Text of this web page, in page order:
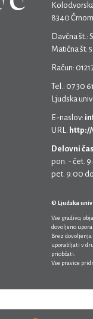
8340
Davčna št.:
Matična št:
Račun:
Tel.: 07 30
Ljudska
E-naslov:
URL:
Delovni čas
pon. - čet.
pet. 9:00
© Ljudska
Vse gradivo,
dovoljeno
Brez
uporabljati v
priobčati.
Vse pravice